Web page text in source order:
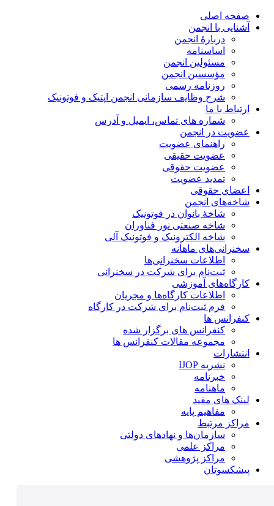
صفحه اصلی
آشنایی با انجمن
دربارۀ انجمن
اساسنامه
مسئولین انجمن
مؤسسین انجمن
روزنامه رسمی
شرح وظایف سازمانی انجمن اپتیک و فوتونیک
ارتباط با ما
شماره های تماس، ایمیل و آدرس
عضویت در انجمن
راهنمای عضویت
عضویت حقیقی
عضویت حقوقی
تمدید عضویت
اعضای حقوقی
شاخه‌های انجمن
شاخۀ بانوان در فوتونیک
شاخه صنعتی نور فناوران
شاخه‌ الکترونیک و فوتونیک آلی
سخنرانی‌های ماهانه
اطلاعات سخنرانی‌‌ها
ثبت‌نام برای شرکت در سخنرانی
کارگاه‌های آموزشی
اطلاعات کارگاه‌ها و مجریان
فرم ثبت‌نام برای شرکت در کارگاه
کنفرانس ها
کنفرانس های برگزار شده
مجموعه مقالات کنفرانس ها
انتشارات
نشریه IJOP
خبرنامه
ماهنامه
لینک های مفید
مفاهیم پایه
مراکز مرتبط
سازمان‌ها و نهادهای دولتی
مراکز علمی
مراکز پژوهشی
پیشکسوتان